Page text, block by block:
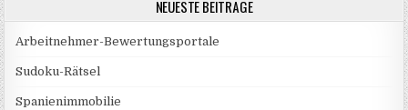
NEUESTE BEITRÄGE
Arbeitnehmer-Bewertungsportale
Sudoku-Rätsel
Spanienimmobilie